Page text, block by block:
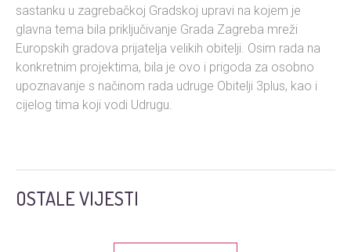
sastanku u zagrebačkoj Gradskoj upravi na kojem je
glavna tema bila priključivanje Grada Zagreba mreži
Europskih gradova prijatelja velikih obitelji. Osim rada na
konkretnim projektima, bila je ovo i prigoda za osobno
upoznavanje s načinom rada udruge Obitelji 3plus, kao i
cijelog tima koji vodi Udrugu.
OSTALE VIJESTI